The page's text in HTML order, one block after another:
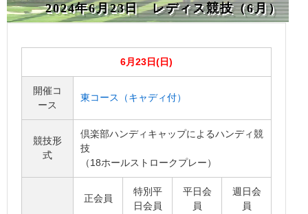
2024年6月23日 レディス競技（6月）
6月23日(日)
開催コ
ース
東コース（キャディ付）
競技形
式
倶楽部ハンディキャップによるハンディ競
技
（18ホールストロークプレー）
正会員
特別平
日会員
平日会
員
週日会
員